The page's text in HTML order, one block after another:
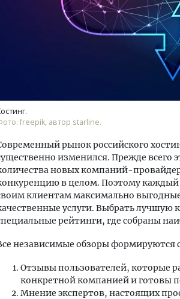
freepik, автор starline.
рынок российского
изменился. Прежде всего
новых компаний-
в целом. Поэтому каждый
клиентам максимально
услуги. Выбрать
рейтинги, где собраны
независимые обзоры формируются
Отзывы пользователей, которые
конкретной компанией и готовы
Мнение экспертов, настоящих
Двухуровневые номера и вид на
ДОМА И КВАРТИРЫ